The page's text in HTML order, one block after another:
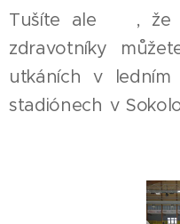
Tušíte ale 🤔, že
zdravotníky
utkáních v
stadiónech v